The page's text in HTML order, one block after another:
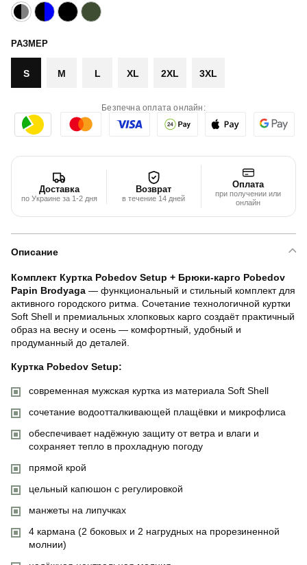
РАЗМЕР
S M L XL 2XL 3XL
Безпечна оплата онлайн:
Доставка
по Украине за 1-2 дня
Возврат
в течение 14 дней
Оплата
при получении или
онлайн
Описание
Комплект Куртка Pobedov Setup + Брюки-карго Pobedov
Papin Brodyaga — функциональный и стильный комплект для
активного городского ритма. Сочетание технологичной куртки
Soft Shell и премиальных хлопковых карго создаёт практичный
образ на весну и осень — комфортный, удобный и
продуманный до деталей.
Куртка Pobedov Setup:
современная мужская куртка из материала Soft Shell
сочетание водоотталкивающей плащёвки и микрофлиса
обеспечивает надёжную защиту от ветра и влаги и
сохраняет тепло в прохладную погоду
прямой крой
цельный капюшон с регулировкой
манжеты на липучках
4 кармана (2 боковых и 2 нагрудных на прорезиненной
молнии)